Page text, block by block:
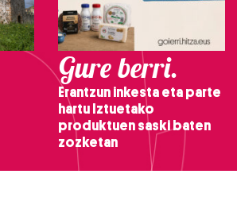
Gure berri.
Erantzun inkesta eta parte
hartu Iztuetako
produktuen saski baten
zozketan